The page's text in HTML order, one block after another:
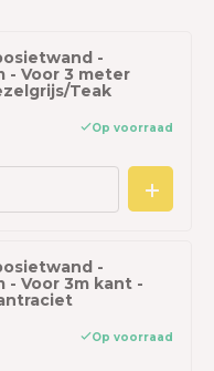
-
- Voor 3 meter
Teak
Op voorraad
-
- Voor 3m kant -
Op voorraad